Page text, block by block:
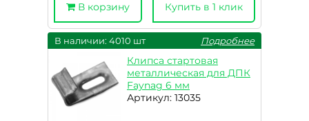
В корзину Купить в 1 клик
В наличии: 4010 шт Подробнее
Клипса стартовая
металлическая для ДПК
Faynag 6 мм
Артикул: 13035